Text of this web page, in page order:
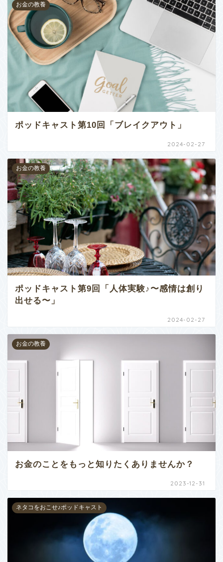
お金の教養
ポッドキャスト第10回「ブレイクアウト」
2024-02-27
お金の教養
ポッドキャスト第9回「人体実験♪〜感情は創り
出せる〜」
2024-02-27
お金の教養
お金のことをもっと知りたくありませんか？
2023-12-31
ネタコをおこせ♪ポッドキャスト